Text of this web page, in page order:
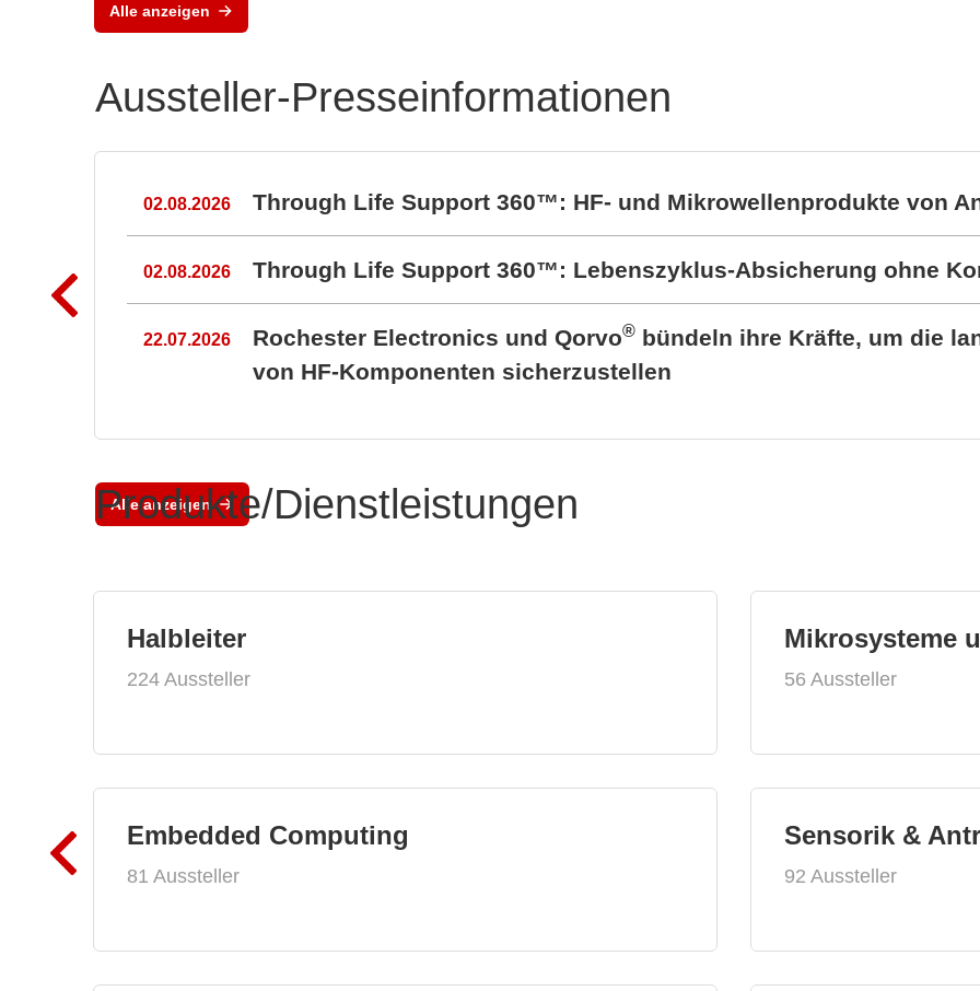
Alle anzeigen
Aussteller-Presseinformationen
02.08.2026 Through Life Support 360™: HF- und Mikrowellenprodukte von
02.08.2026 Through Life Support 360™: Lebenszyklus-Absicherung ohne
22.07.2026 Rochester Electronics und Qorvo® bündeln ihre Kräfte, um die
von HF-Komponenten sicherzustellen
Alle anzeigen
Produkte/Dienstleistungen
Halbleiter
224 Aussteller
Embedded Computing
81 Aussteller
Mikrosysteme
56 Aussteller
Sensorik &
92 Aussteller